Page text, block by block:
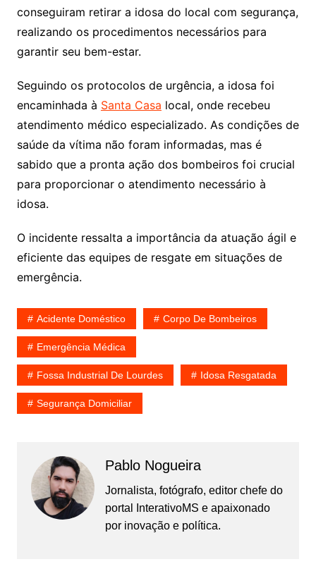
conseguiram retirar a idosa do local com segurança,
realizando os procedimentos necessários para
garantir seu bem-estar.
Seguindo os protocolos de urgência, a idosa foi
encaminhada à Santa Casa local, onde recebeu
atendimento médico especializado. As condições de
saúde da vítima não foram informadas, mas é
sabido que a pronta ação dos bombeiros foi crucial
para proporcionar o atendimento necessário à
idosa.
O incidente ressalta a importância da atuação ágil e
eficiente das equipes de resgate em situações de
emergência.
Acidente Doméstico Corpo De Bombeiros
Emergência Médica
Fossa Industrial De Lourdes Idosa Resgatada
Segurança Domiciliar
Pablo Nogueira
Jornalista, fotógrafo, editor chefe do
portal InterativoMS e apaixonado
por inovação e política.